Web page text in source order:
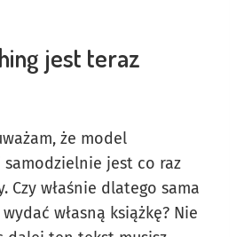
jest teraz
że model
jest co raz
Czy właśnie dlatego sama
własną książkę? Nie